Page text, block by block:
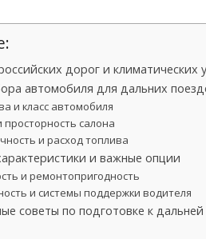
дорог и климатических
автомобиля для дальних
и класс автомобиля
просторность салона
и расход топлива
и важные опции
и ремонтопригодность
и системы поддержки водителя
советы по подготовке к дальней